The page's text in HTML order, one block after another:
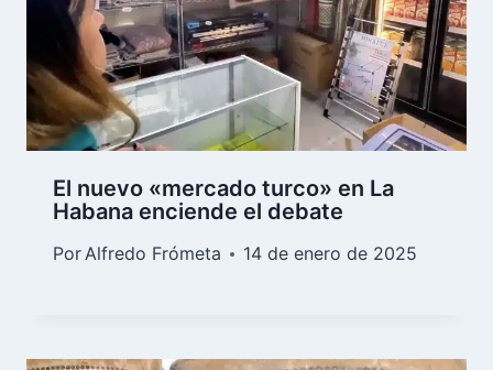
El nuevo «mercado turco» en La
Habana enciende el debate
PorAlfredo Frómeta 14 de enero de 2025